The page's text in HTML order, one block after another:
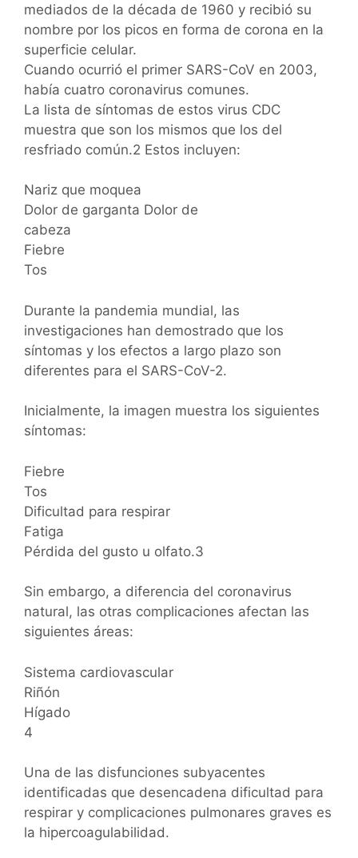
mediados de la década de 1960 y recibió su
nombre por los picos en forma de corona en la
superficie celular.
Cuando ocurrió el primer SARS-CoV en 2003,
había cuatro coronavirus comunes.
La lista de síntomas de estos virus CDC
muestra que son los mismos que los del
resfriado común.2 Estos incluyen:
Nariz que moquea
Dolor de garganta Dolor de
cabeza
Fiebre
Tos
Durante la pandemia mundial, las
investigaciones han demostrado que los
síntomas y los efectos a largo plazo son
diferentes para el SARS-CoV-2.
Inicialmente, la imagen muestra los siguientes
síntomas:
Fiebre
Tos
Dificultad para respirar
Fatiga
Pérdida del gusto u olfato.3
Sin embargo, a diferencia del coronavirus
natural, las otras complicaciones afectan las
siguientes áreas:
Sistema cardiovascular
Riñón
Hígado
4
Una de las disfunciones subyacentes
identificadas que desencadena dificultad para
respirar y complicaciones pulmonares graves es
la hipercoagulabilidad.